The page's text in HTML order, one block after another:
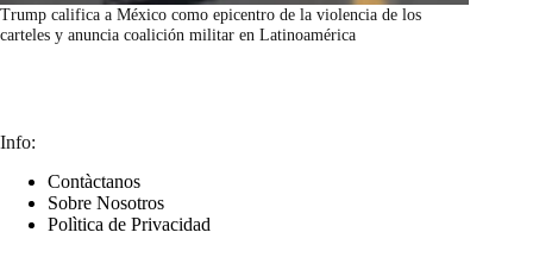
Trump califica a México como epicentro de la violencia de los
carteles y anuncia coalición militar en Latinoamérica
Info:
Contàctanos
Sobre Nosotros
Polìtica de Privacidad